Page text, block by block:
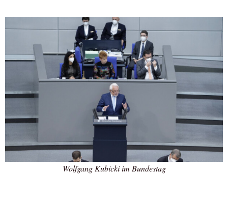
Wolfgang Kubicki im Bundestag